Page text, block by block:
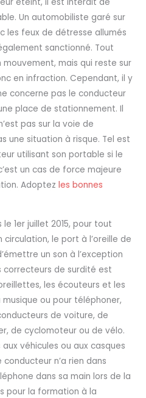
Un automobiliste garé sur
les feux de détresse allumés
sanctionné. Tout
mouvement, mais qui reste sur
en infraction. Cependant, il y
concerne pas le conducteur
place de stationnement. Il
pas sur la voie de
une situation à risque. Tel est
utilisant son portable si le
un cas de force majeure
Adoptezles bonnes
1er juillet 2015, pour tout
circulation, le port à l’oreille de
un son à l’exception
correcteurs de surdité est
les écouteurs et les
ou pour téléphoner,
de voiture, de
de cyclomoteur ou de vélo.
véhicules ou aux casques
n’a rien dans
dans sa main lors de la
pour la formation à la